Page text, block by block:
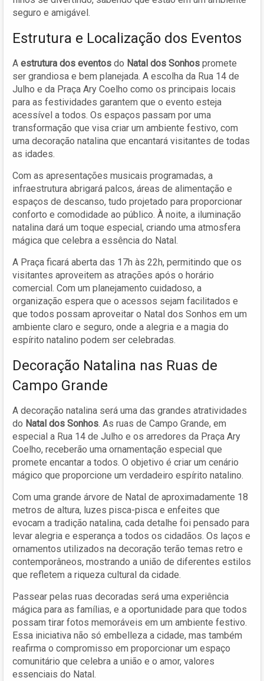
seguro e amigável.
Estrutura e Localização dos Eventos
A estrutura dos eventos do Natal dos Sonhos promete
ser grandiosa e bem planejada. A escolha da Rua 14 de
Julho e da Praça Ary Coelho como os principais locais
para as festividades garantem que o evento esteja
acessível a todos. Os espaços passam por uma
transformação que visa criar um ambiente festivo, com
uma decoração natalina que encantará visitantes de todas
as idades.
Com as apresentações musicais programadas, a
infraestrutura abrigará palcos, áreas de alimentação e
espaços de descanso, tudo projetado para proporcionar
conforto e comodidade ao público. À noite, a iluminação
natalina dará um toque especial, criando uma atmosfera
mágica que celebra a essência do Natal.
A Praça ficará aberta das 17h às 22h, permitindo que os
visitantes aproveitem as atrações após o horário
comercial. Com um planejamento cuidadoso, a
organização espera que o acessos sejam facilitados e
que todos possam aproveitar o Natal dos Sonhos em um
ambiente claro e seguro, onde a alegria e a magia do
espírito natalino podem ser celebradas.
Decoração Natalina nas Ruas de
Campo Grande
A decoração natalina será uma das grandes atratividades
do Natal dos Sonhos. As ruas de Campo Grande, em
especial a Rua 14 de Julho e os arredores da Praça Ary
Coelho, receberão uma ornamentação especial que
promete encantar a todos. O objetivo é criar um cenário
mágico que proporcione um verdadeiro espírito natalino.
Com uma grande árvore de Natal de aproximadamente 18
metros de altura, luzes pisca-pisca e enfeites que
evocam a tradição natalina, cada detalhe foi pensado para
levar alegria e esperança a todos os cidadãos. Os laços e
ornamentos utilizados na decoração terão temas retro e
contemporâneos, mostrando a união de diferentes estilos
que refletem a riqueza cultural da cidade.
Passear pelas ruas decoradas será uma experiência
mágica para as famílias, e a oportunidade para que todos
possam tirar fotos memoráveis em um ambiente festivo.
Essa iniciativa não só embelleza a cidade, mas também
reafirma o compromisso em proporcionar um espaço
comunitário que celebra a união e o amor, valores
essenciais do Natal.